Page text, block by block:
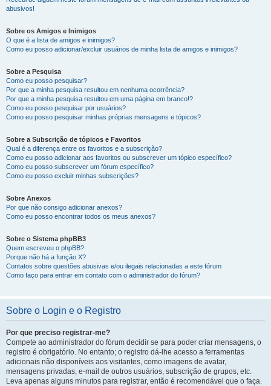
abusivos!
Sobre os Amigos e Inimigos
O que é a lista de amigos e inimigos?
Como eu posso adicionar/excluir usuários de minha lista de amigos e inimigos?
Sobre a Pesquisa
Como eu posso pesquisar?
Por que a minha pesquisa resultou em nenhuma ocorrência?
Por que a minha pesquisa resultou em uma página em branco!?
Como eu posso pesquisar por usuários?
Como eu posso pesquisar minhas próprias mensagens e tópicos?
Sobre a Subscrição de tópicos e Favoritos
Qual é a diferença entre os favoritos e a subscrição?
Como eu posso adicionar aos favoritos ou subscrever um tópico específico?
Como eu posso subscrever um fórum específico?
Como eu posso excluir minhas subscrições?
Sobre Anexos
Por que não consigo adicionar anexos?
Como eu posso encontrar todos os meus anexos?
Sobre o Sistema phpBB3
Quem escreveu o phpBB?
Porque não há a função X?
Contatos sobre questões abusivas e/ou ilegais relacionadas a este fórum
Como faço para entrar em contato com o administrador do fórum?
Sobre o Login e o Registro
Por que preciso registrar-me?
Compete ao administrador do fórum decidir se para poder criar mensagens, o
registro é obrigatório. No entanto; o registro dá-lhe acesso a ferramentas
adicionais não disponíveis aos visitantes, como imagens de avatar,
mensagens privadas, e-mail de outros usuários, subscrição de grupos, etc.
Leva apenas alguns minutos para registrar, então é recomendável que o faça.